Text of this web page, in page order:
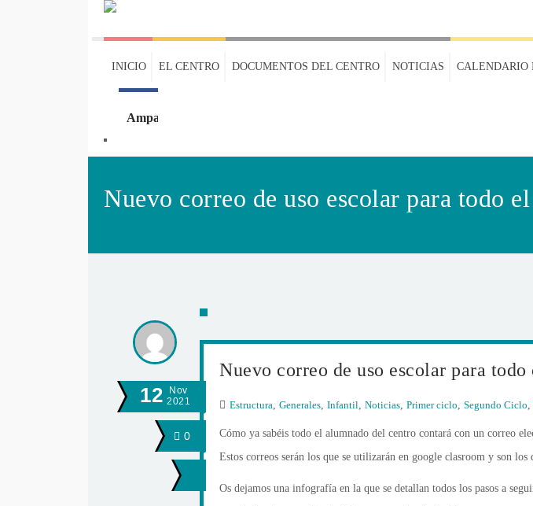
INICIO EL CENTRO DOCUMENTOS DEL CENTRO NOTICIAS CALENDARIO
Ampa
Nuevo correo de uso escolar para todo
12
Nov
2021
0
Nuevo correo de uso escolar para todo
Estructura, Generales, Infantil, Noticias, Primer ciclo, Segundo Ciclo,
Cómo ya sabéis todo el alumnado del centro contará con un correo
Estos correos serán los que se utilizarán en google clasroom y son
Os dejamos una infografía en la que se detallan todos los pasos a